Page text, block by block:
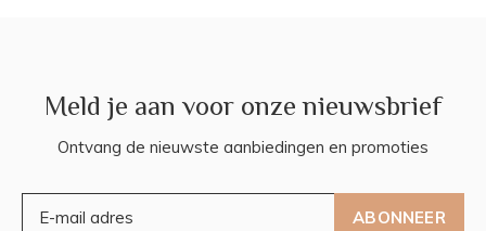
Meld je aan voor onze nieuwsbrief
Ontvang de nieuwste aanbiedingen en promoties
ABONNEER